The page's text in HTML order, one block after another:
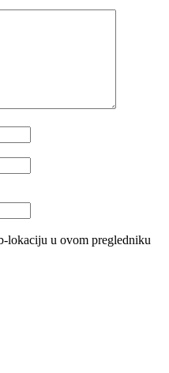
lokaciju u ovom pregledniku